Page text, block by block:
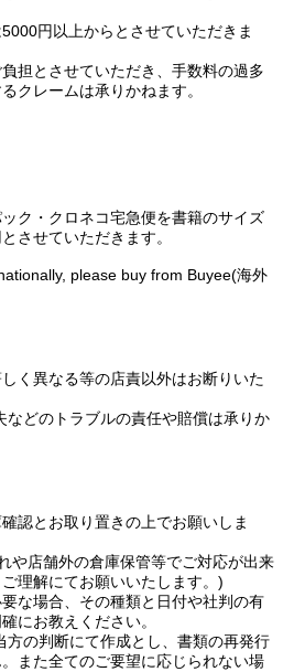
円以上からとさせていただきま
担とさせていただき、手数料の過多
クレームは承りかねます。
ク・クロネコ宅急便を書籍のサイズ
させていただきます。
please buy from Buyee(海外
く異なる等の店責以外はお断りいた
などのトラブルの責任や賠償は承りか
認とお取り置きの上でお願いしま
や店舗外の倉庫保管等でご対応が出来
理解にてお願いいたします。)
な場合、その種類と日付や社判の有
にお教えください。
方の判断にて作成とし、書類の再発行
また全てのご要望に応じられない場